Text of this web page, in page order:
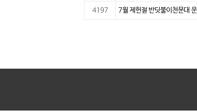
4197 7월 제헌절 반딧불이천문대